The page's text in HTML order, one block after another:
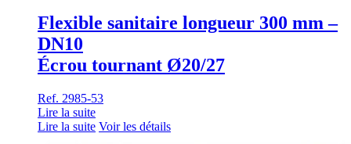
Flexible sanitaire longueur 300 mm –
DN10
Écrou tournant Ø20/27
Ref. 2985-53
Lire la suite
Lire la suite Voir les détails